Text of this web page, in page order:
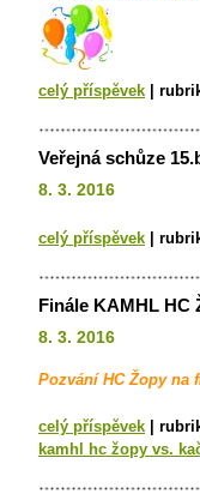
celý příspěvek
Veřejná schůze
8. 3. 2016
celý příspěvek
Finále KAMHL HC
8. 3. 2016
Pozvání HC Žopy na
celý příspěvek
kamhl hc žopy vs.